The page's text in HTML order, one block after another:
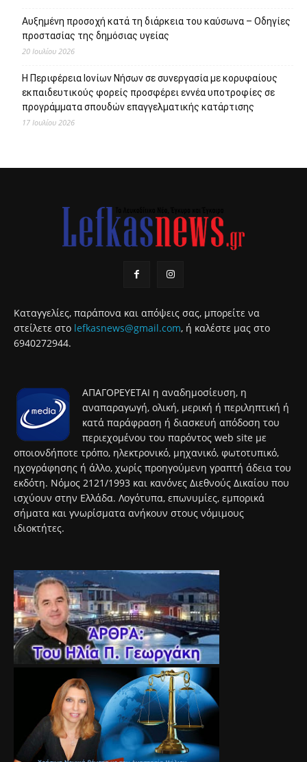
Αυξημένη προσοχή κατά τη διάρκεια του καύσωνα – Οδηγίες
προστασίας της δημόσιας υγείας
20 Ιουλίου 2026
Η Περιφέρεια Ιονίων Νήσων σε συνεργασία με κορυφαίους
εκπαιδευτικούς φορείς προσφέρει εννέα υποτροφίες σε
προγράμματα σπουδών επαγγελματικής κατάρτισης
17 Ιουλίου 2026
Καταγγελίες, παράπονα και απόψεις σας, μπορείτε να
στείλετε στο lefkasnews@gmail.com, ή καλέστε μας στο
6940272944.
ΑΠΑΓΟΡΕΥΕΤΑΙ η αναδημοσίευση, η
αναπαραγωγή, ολική, μερική ή περιληπτική ή
κατά παράφραση ή διασκευή απόδοση του
περιεχομένου του παρόντος web site με
οποιονδήποτε τρόπο, ηλεκτρονικό, μηχανικό, φωτοτυπικό,
ηχογράφησης ή άλλο, χωρίς προηγούμενη γραπτή άδεια του
εκδότη. Νόμος 2121/1993 και κανόνες Διεθνούς Δικαίου που
ισχύουν στην Ελλάδα. Λογότυπα, επωνυμίες, εμπορικά
σήματα και γνωρίσματα ανήκουν στους νόμιμους
ιδιοκτήτες.